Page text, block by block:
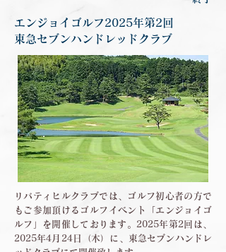
エンジョイゴルフ2025年第2回
東急セブンハンドレッドクラブ
リバティヒルクラブでは、ゴルフ初心者の方で
もご参加頂けるゴルフイベント「エンジョイゴ
ルフ」を開催しております。2025年第2回は、
2025年4月24日（木）に、東急セブンハンドレ